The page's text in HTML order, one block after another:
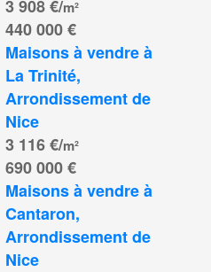
440 000 €
3 908 €/m²
Maisons à vendre à
La Trinité,
Arrondissement de
Nice
690 000 €
3 116 €/m²
Maisons à vendre à
Cantaron,
Arrondissement de
Nice